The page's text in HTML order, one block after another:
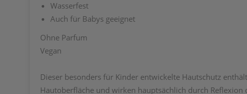
Wasserfest
Auch für Babys geeignet
Ohne Parfum
Vegan
Dieser besonders für Kinder entwickelte Hautschutz
Hautoberfläche und wirken hauptsächlich durch